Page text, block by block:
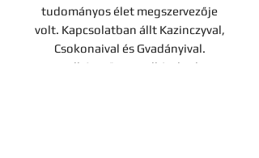
tudományos élet megszervezője
volt. Kapcsolatban állt Kazinczyval,
Csokonaival és Gvadányival.
Mindkét műve rendkívül ritka.